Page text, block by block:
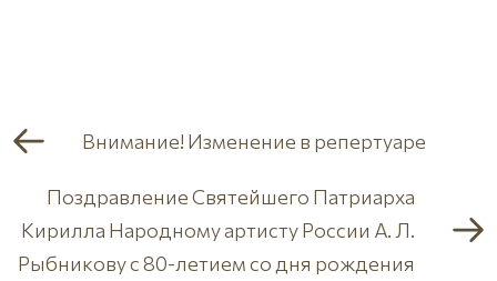
Внимание! Изменение в репертуаре
Поздравление Святейшего Патриарха
Кирилла Народному артисту России А. Л.
Рыбникову с 80-летием со дня рождения